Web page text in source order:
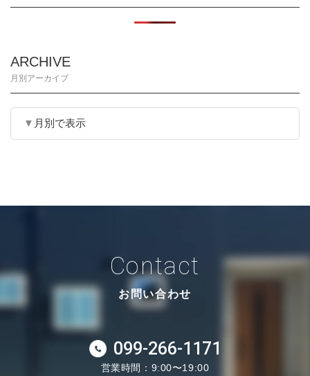
ARCHIVE
月別アーカイブ
月別で表示
Contact
お問い合わせ
099-266-1171
営業時間：9:00〜19:00